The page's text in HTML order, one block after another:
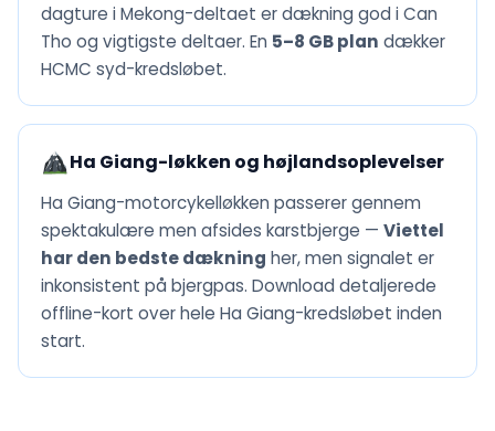
dagture i Mekong-deltaet er dækning god i Can
Tho og vigtigste deltaer. En 5–8 GB plan dækker
HCMC syd-kredsløbet.
Ha Giang-løkken og højlandsoplevelser
Ha Giang-motorcykelløkken passerer gennem
spektakulære men afsides karstbjerge — Viettel
har den bedste dækning her, men signalet er
inkonsistent på bjergpas. Download detaljerede
offline-kort over hele Ha Giang-kredsløbet inden
start.